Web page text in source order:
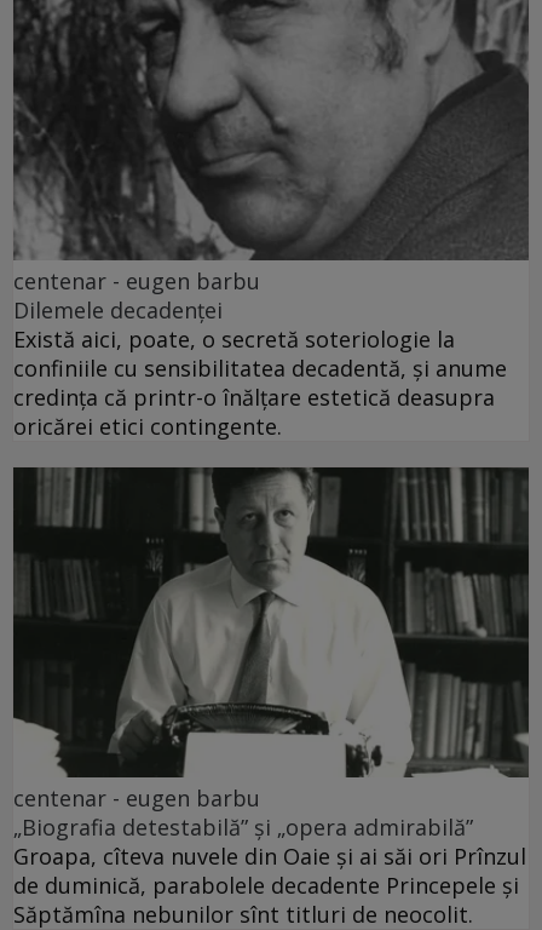
centenar - eugen barbu
Dilemele decadenței
Există aici, poate, o secretă soteriologie la
confiniile cu sensibilitatea decadentă, și anume
credința că printr-o înălțare estetică deasupra
oricărei etici contingente.
centenar - eugen barbu
„Biografia detestabilă” și „opera admirabilă”
Groapa, cîteva nuvele din Oaie și ai săi ori Prînzul
de duminică, parabolele decadente Princepele și
Săptămîna nebunilor sînt titluri de neocolit.